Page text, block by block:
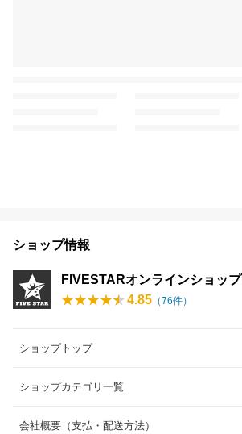
ショップ情報
FIVESTARオンラインショップ
4.85 （76件）
ショップトップ
ショップカテゴリ一覧
会社概要（支払・配送方法）